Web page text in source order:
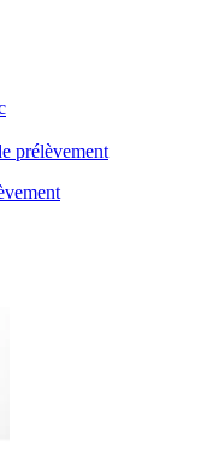
prélèvement